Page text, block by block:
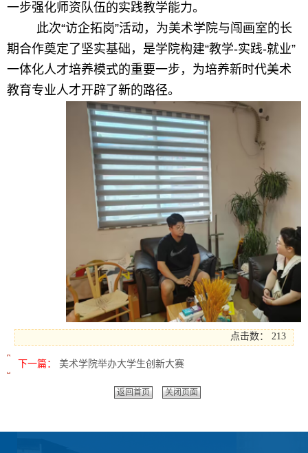
一步强化师资队伍的实践教学能力。
此次“访企拓岗”活动，为美术学院与闯画室的长
期合作奠定了坚实基础，是学院构建“教学-实践-就业”
一体化人才培养模式的重要一步，为培养新时代美术
教育专业人才开辟了新的路径。
点击数：213
下一篇： 美术学院举办大学生创新大赛
返回首页 关闭页面